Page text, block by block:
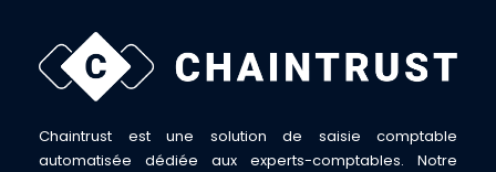
Chaintrust est une solution de saisie comptable
automatisée dédiée aux experts-comptables. Notre